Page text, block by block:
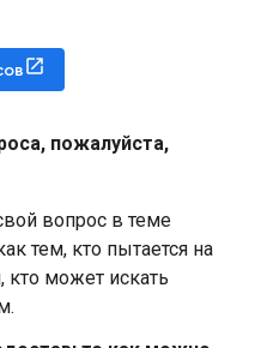
, пожалуйста,
вопрос в теме
тем, кто пытается на
кто может искать